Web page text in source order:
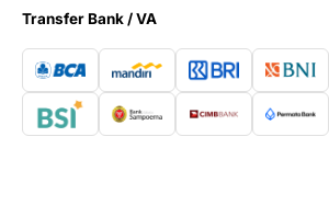
Transfer Bank / VA